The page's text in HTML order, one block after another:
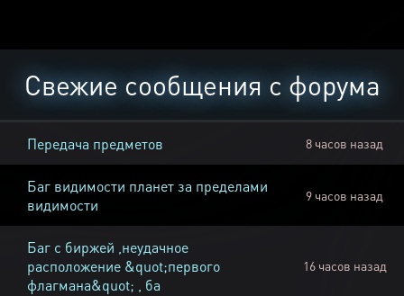
Свежие сообщения с форума
Передача предметов 8 часов назад
Баг видимости планет за пределами
видимости
9 часов назад
Баг с биржей ,неудачное
расположение &quot;первого
флагмана&quot; , ба
16 часов назад